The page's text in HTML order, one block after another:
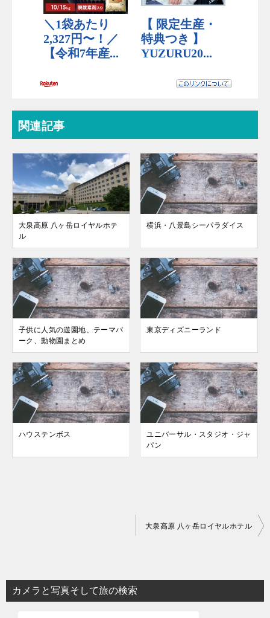
関連記事
大泉高原 八ヶ岳ロイヤルホテ
ル
横浜・八景島シーパラダイス
子供に人気の遊園地、テーマパ
ーク、動物園まとめ
東京ディズニーランド
ハウステンボス
ユニバーサル・スタジオ・ジャ
パン
ビ
ゲ
大泉高原 八ヶ岳ロイヤルホテル
カメラと写真そして旅の検索